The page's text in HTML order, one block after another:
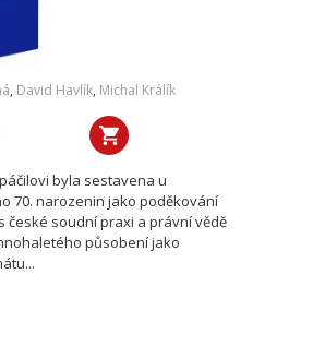
, David Havlík, Michal Králík
byla sestavena u
70. narozenin jako poděkování
české soudní praxi a právní vědě
působení jako